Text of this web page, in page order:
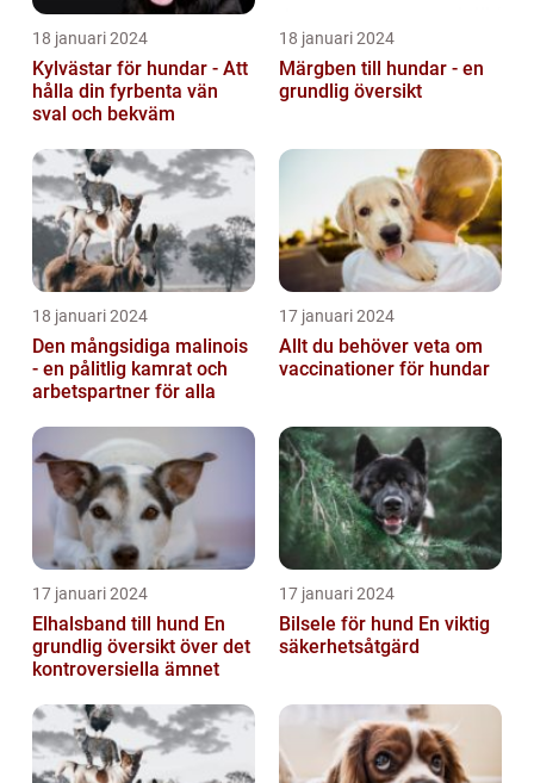
18 januari 2024
Kylvästar för hundar - Att
hålla din fyrbenta vän
sval och bekväm
18 januari 2024
Märgben till hundar - en
grundlig översikt
18 januari 2024
Den mångsidiga malinois
- en pålitlig kamrat och
arbetspartner för alla
17 januari 2024
Allt du behöver veta om
vaccinationer för hundar
17 januari 2024
Elhalsband till hund En
grundlig översikt över det
kontroversiella ämnet
17 januari 2024
Bilsele för hund En viktig
säkerhetsåtgärd